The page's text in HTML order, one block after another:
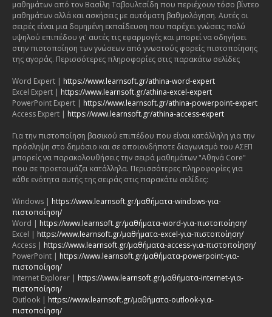
μαθημάτων από τον Βασίλη Ταβουλτσίδη που περιέχουν τόσο βίντεο
μαθημάτων αλλά και ασκήσεις με αυτόματη βαθμολόγηση. Αυτές οι
σειρές είναι μια δομημένη εκπαίδευση που παρέχει γνώσεις πολύ
υψηλού επιπέδου γι' αυτές τις εφαρμογές και μπορεί να οδηγήσει
στην πιστοποίηση των γνώσεων από γνωστούς φορείς πιστοποίησης
της αγοράς. Περισσότερες πληροφορίες στις παρακάτω σελίδες
Word Expert | https://www.learnsoft.gr/athina-word-expert
Excel Expert | https://www.learnsoft.gr/athina-excel-expert
PowerPoint Expert | https://www.learnsoft.gr/athina-powerpoint-expert
Access Expert | https://www.learnsoft.gr/athina-access-expert
Για την πιστοποίηση βασικού επιπέδου που είναι κατάλληλη για την
πρόσληψη στο δημόσιο και σε οποιονδήποτε διαγωνισμό του ΑΣΕΠ
μπορείς να παρακολουθήσεις την σειρά μαθημάτων "Αθηνά Core"
που σε προετοιμάζει κατάλληλα. Περισσότερες πληροφορίες για
κάθε ενότητα αυτής της σειράς στις παρακάτω σελίδες:
Windows | https://www.learnsoft.gr/μαθήματα-windows-για-
πιστοποίηση/
Word | https://www.learnsoft.gr/μαθήματα-word-για-πιστοποίηση/
Excel | https://www.learnsoft.gr/μαθήματα-excel-για-πιστοποίηση/
Access | https://www.learnsoft.gr/μαθήματα-access-για-πιστοποίηση/
PowerPoint | https://www.learnsoft.gr/μαθήματα-powerpoint-για-
πιστοποίηση/
Internet Explorer | https://www.learnsoft.gr/μαθήματα-internet-για-
πιστοποίηση/
Outlook | https://www.learnsoft.gr/μαθήματα-outlook-για-
πιστοποίηση/